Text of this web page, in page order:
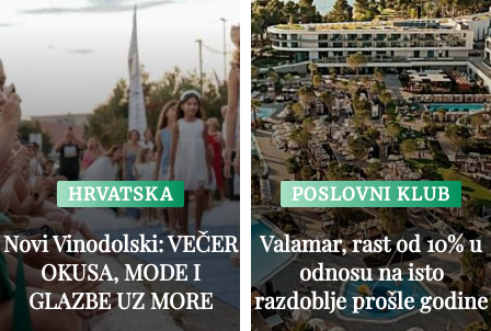
HRVATSKA
Novi Vinodolski: VEČER
OKUSA, MODE I
GLAZBE UZ MORE
POSLOVNI KLUB
Valamar, rast od 10% u
odnosu na isto
razdoblje prošle godine